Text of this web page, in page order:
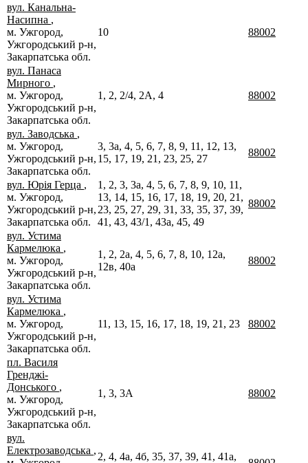
вул. Канальна-
Насипна ,
м. Ужгород,
Ужгородський р-н,
Закарпатська обл.
10 88002
вул. Панаса
Мирного ,
м. Ужгород,
Ужгородський р-н,
Закарпатська обл.
1, 2, 2/4, 2А, 4 88002
вул. Заводська ,
м. Ужгород,
Ужгородський р-н,
Закарпатська обл.
3, 3а, 4, 5, 6, 7, 8, 9, 11, 12, 13,
15, 17, 19, 21, 23, 25, 27
88002
вул. Юрія Герца ,
м. Ужгород,
Ужгородський р-н,
Закарпатська обл.
1, 2, 3, 3а, 4, 5, 6, 7, 8, 9, 10, 11,
13, 14, 15, 16, 17, 18, 19, 20, 21,
23, 25, 27, 29, 31, 33, 35, 37, 39,
41, 43, 43/1, 43а, 45, 49
88002
вул. Устима
Кармелюка ,
м. Ужгород,
Ужгородський р-н,
Закарпатська обл.
1, 2, 2а, 4, 5, 6, 7, 8, 10, 12а,
12в, 40а
88002
вул. Устима
Кармелюка ,
м. Ужгород,
Ужгородський р-н,
Закарпатська обл.
11, 13, 15, 16, 17, 18, 19, 21, 23 88002
пл. Василя
Гренджі-
Донського ,
м. Ужгород,
Ужгородський р-н,
Закарпатська обл.
1, 3, 3А 88002
вул.
Електрозаводська ,
2, 4, 4а, 4б, 35, 37, 39, 41, 41а,